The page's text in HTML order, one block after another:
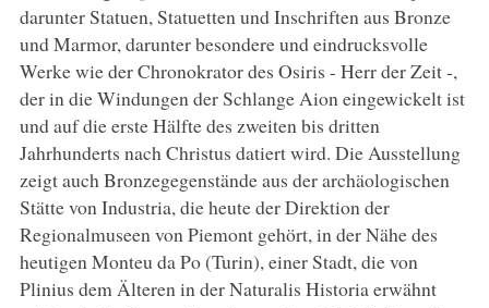
darunter Statuen, Statuetten und Inschriften aus Bronze
und Marmor, darunter besondere und eindrucksvolle
Werke wie der Chronokrator des Osiris - Herr der Zeit -,
der in die Windungen der Schlange Aion eingewickelt ist
und auf die erste Hälfte des zweiten bis dritten
Jahrhunderts nach Christus datiert wird. Die Ausstellung
zeigt auch Bronzegegenstände aus der archäologischen
Stätte von Industria, die heute der Direktion der
Regionalmuseen von Piemont gehört, in der Nähe des
heutigen Monteu da Po (Turin), einer Stadt, die von
Plinius dem Älteren in der Naturalis Historia erwähnt